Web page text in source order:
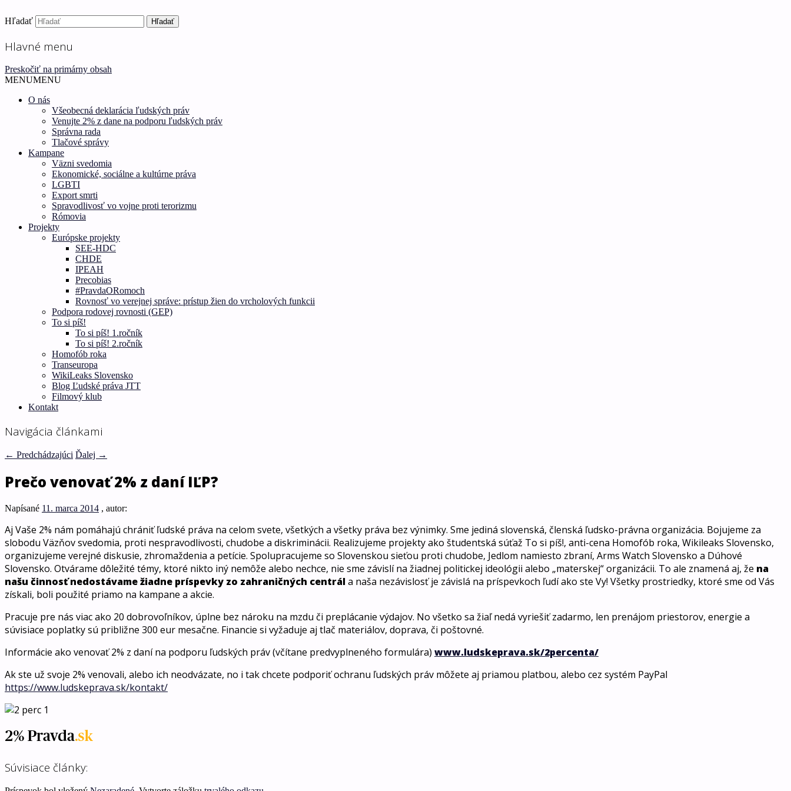
Inštitút ľudských práv – Human Rights Institute
Ľudské práva pre všetkých!
Hľadať
Hlavné menu
Preskočiť na primárny obsah
MENUMENU
O nás
Všeobecná deklarácia ľudských práv
Venujte 2% z dane na podporu ľudských práv
Správna rada
Tlačové správy
Kampane
Väzni svedomia
Ekonomické, sociálne a kultúrne práva
LGBTI
Export smrti
Spravodlivosť vo vojne proti terorizmu
Rómovia
Projekty
Európske projekty
SEE-HDC
CHDE
IPEAH
Precobias
#PravdaORomoch
Rovnosť vo verejnej správe: prístup žien do vrcholových funkcii
Podpora rodovej rovnosti (GEP)
To si píš!
To si píš! 1.ročník
To si píš! 2.ročník
Homofób roka
Transeuropa
WikiLeaks Slovensko
Blog Ľudské práva JTT
Filmový klub
Kontakt
Navigácia článkami
← Predchádzajúci Ďalej →
Prečo venovať 2% z daní IĽP?
Napísané 11. marca 2014 , autor:
Aj Vaše 2% nám pomáhajú chrániť ľudské práva na celom svete, všetkých a všetky práva bez výnimky. Sme jediná slovenská, členská ľudsko-právna organizácia. Bojujeme za
slobodu Väzňov svedomia, proti nespravodlivosti, chudobe a diskriminácii. Realizujeme projekty ako študentská súťaž To si píš!, anti-cena Homofób roka, Wikileaks Slovensko,
organizujeme verejné diskusie, zhromaždenia a petície. Spolupracujeme so Slovenskou sieťou proti chudobe, Jedlom namiesto zbraní, Arms Watch Slovensko a Dúhové
Slovensko. Otvárame dôležité témy, ktoré nikto iný nemôže alebo nechce, nie sme závislí na žiadnej politickej ideológii alebo „materskej“ organizácii. To ale znamená aj, že na
našu činnosť nedostávame žiadne príspevky zo zahraničných centrála naša nezávislosť je závislá na príspevkoch ľudí ako ste Vy! Všetky prostriedky, ktoré sme od Vás
získali, boli použité priamo na kampane a akcie.
Pracuje pre nás viac ako 20 dobrovoľníkov, úplne bez nároku na mzdu či preplácanie výdajov. No všetko sa žiaľ nedá vyriešiť zadarmo, len prenájom priestorov, energie a
súvisiace poplatky sú približne 300 eur mesačne. Financie si vyžaduje aj tlač materiálov, doprava, či poštovné.
Informácie ako venovať 2% z daní na podporu ľudských práv (včítane predvyplneného formulára) www.ludskeprava.sk/2percenta/
Ak ste už svoje 2% venovali, alebo ich neodvázate, no i tak chcete podporiť ochranu ľudských práv môžete aj priamou platbou, alebo cez systém PayPal
https://www.ludskeprava.sk/kontakt/
Súvisiace články: